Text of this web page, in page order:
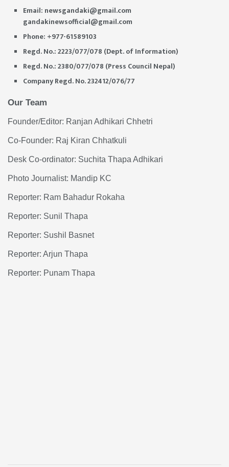
Email: newsgandaki@gmail.com
gandakinewsofficial@gmail.com
Phone: +977-61589103
Regd. No.: 2223/077/078 (Dept. of Information)
Regd. No.: 2380/077/078 (Press Council Nepal)
Company Regd. No. 232412/076/77
Our Team
Founder/Editor: Ranjan Adhikari Chhetri
Co-Founder: Raj Kiran Chhatkuli
Desk Co-ordinator: Suchita Thapa Adhikari
Photo Journalist: Mandip KC
Reporter: Ram Bahadur Rokaha
Reporter: Sunil Thapa
Reporter: Sushil Basnet
Reporter: Arjun Thapa
Reporter: Punam Thapa